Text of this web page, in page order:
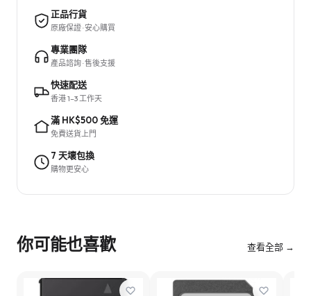
正品行貨
原廠保證 · 安心購買
專業團隊
產品諮詢 · 售後支援
快速配送
香港 1–3 工作天
滿 HK$500 免運
免費送貨上門
7 天壞包換
購物更安心
你可能也喜歡 查看全部 →